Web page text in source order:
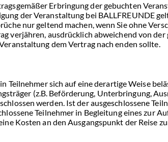
Erbringung der gebuchten
der Veranstaltung bei BALLFREUNDE
nur geltend machen, wenn Sie ohne
verjähren, ausdrücklich abweichend von
dem Vertrag nach enden sollte.
Teilnehmer sich auf eine derartige Weise
(z.B. Beförderung, Unterbringung,
werden. Ist der ausgeschlossene
Teilnehmer in Begleitung eines zur
Kosten an den Ausgangspunkt der Reise